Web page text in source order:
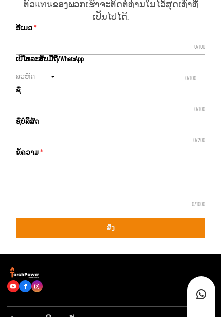
ຕົວแทนຂອງພວກເຮົາຈະຕິດຕໍ່ທ່ານໃນໄວ້ສຸດເທົ່າທີ່
ເປັນໄປໄດ້.
ອີເມວ
0/100
ເບີໂທລະສັບມືຖື/WhatsApp
ລະຫັດ 0/100
ຊື່
0/100
ຊື່ບໍລິສັດ
0/200
ຂໍ້ຄວາມ
0/1000
ສົ່ງ